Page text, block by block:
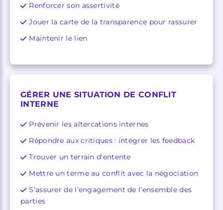
Renforcer son assertivité
Jouer la carte de la transparence pour rassurer
Maintenir le lien
GÉRER UNE SITUATION DE CONFLIT
INTERNE
Prévenir les altercations internes
Répondre aux critiques : intégrer les feedback
Trouver un terrain d'entente
Mettre un terme au conflit avec la négociation
S’assurer de l’engagement de l’ensemble des
parties